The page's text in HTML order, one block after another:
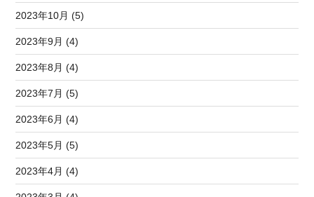
2023年10月 (5)
2023年9月 (4)
2023年8月 (4)
2023年7月 (5)
2023年6月 (4)
2023年5月 (5)
2023年4月 (4)